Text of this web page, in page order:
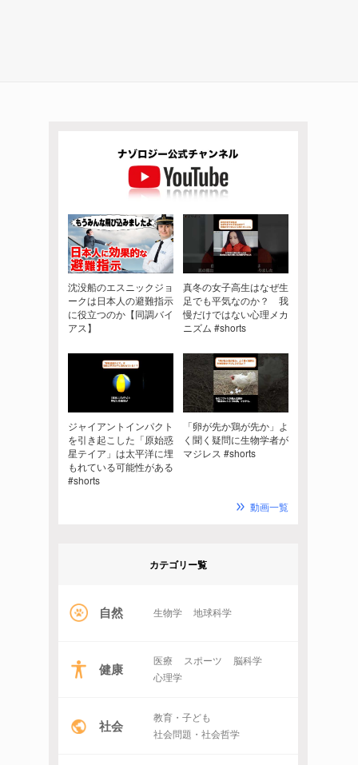
沈没船のエスニックジョ
ークは日本人の避難指示
に役立つのか【同調バイ
アス】
真冬の女子高生はなぜ生
足でも平気なのか？ 我
慢だけではない心理メカ
ニズム #shorts
ジャイアントインパクト
を引き起こした「原始惑
星テイア」は太平洋に埋
もれている可能性がある
#shorts
「卵が先か鶏が先か」よ
く聞く疑問に生物学者が
マジレス #shorts
動画一覧
カテゴリー覧
自然 生物学 地球科学
健康 医療 スポーツ
脳科学
心理学
社会
教育・子ども
社会問題・社会哲学